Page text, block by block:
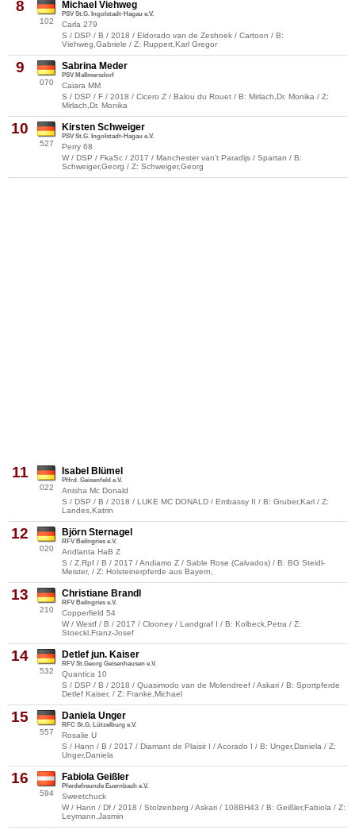
8
102
Michael Viehweg
PSV St.G. Ingolstadt-Hagau e.V.
Carla 279
S / DSP / B / 2018 / Eldorado van de Zeshoek / Cartoon / B:
Viehweg,Gabriele / Z: Ruppert,Karl Gregor
9
070
Sabrina Meder
PSV Mallmersdorf
Caiara MM
S / DSP / F / 2018 / Cicero Z / Balou du Rouet / B: Mirlach,Dr. Monika / Z:
Mirlach,Dr. Monika
10
527
Kirsten Schweiger
PSV St.G. Ingolstadt-Hagau e.V.
Perry 68
W / DSP / FkaSc / 2017 / Manchester van't Paradijs / Spartan / B:
Schweiger,Georg / Z: Schweiger,Georg
11
022
Isabel Blümel
Pffrd. Geisenfeld e.V.
Anisha Mc Donald
S / DSP / B / 2018 / LUKE MC DONALD / Embassy II / B: Gruber,Karl / Z:
Landes,Katrin
12
020
Björn Sternagel
RFV Beilngries e.V.
Andlanta HaB Z
S / Z.Rpf / B / 2017 / Andiamo Z / Sable Rose (Calvados) / B: BG Steidl-
Meister, / Z: Holsteinerpferde aus Bayern,
13
210
Christiane Brandl
RFV Beilngries e.V.
Copperfield 54
W / Westf / B / 2017 / Clooney / Landgraf I / B: Kolbeck,Petra / Z:
Stoeckl,Franz-Josef
14
532
Detlef jun. Kaiser
RFV St.Georg Geisenhausen e.V.
Quantica 10
S / DSP / B / 2018 / Quasimodo van de Molendreef / Askari / B: Sportpferde
Detlef Kaiser, / Z: Franke,Michael
15
557
Daniela Unger
RFC St.G. Lützelburg e.V.
Rosalie U
S / Hann / B / 2017 / Diamant de Plaisir I / Acorado I / B: Unger,Daniela / Z:
Unger,Daniela
16
594
Fabiola Geißler
Pferdefreunde Euernbach e.V.
Sweetchuck
W / Hann / Df / 2018 / Stolzenberg / Askari / 108BH43 / B: Geißler,Fabiola / Z:
Leymann,Jasmin